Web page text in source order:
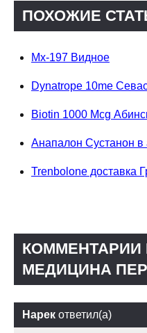
ПОХОЖИЕ
Mx-197 Видное
Dynatrope 10me
Biotin 1000 Mcg
Анапалон Сустанон в
Trenbolone доставка
КОММЕНТАРИИ
МЕДИЦИНА
Нарек ответил(а)